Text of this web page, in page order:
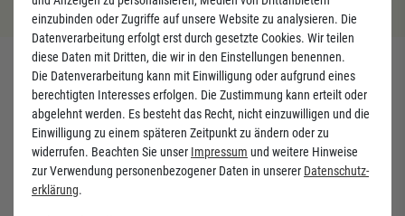
Inhalt:30 Tabletten
Verzehrempfehlung:
1 Tablette täglich während einer Mahlzeit
Hinweise:
Die angegebene tägliche Verzehrmenge darf nicht überschritten werden.
einzubinden oder Zugriffe auf unsere Website zu analysieren. Die
Datenverarbeitung erfolgt erst durch gesetzte Cookies. Wir teilen
diese Daten mit Dritten, die wir in den Einstellungen benennen.
Die Datenverarbeitung kann mit Einwilligung oder aufgrund eines
berechtigten Interesses erfolgen. Die Zustimmung kann erteilt oder
abgelehnt werden. Es besteht das Recht, nicht einzuwilligen und die
Einwilligung zu einem späteren Zeitpunkt zu ändern oder zu
widerrufen. Beachten Sie unser Impressum und weitere Hinweise
zur Verwendung personenbezogener Daten in unserer Daten­schutz­
erklärung.